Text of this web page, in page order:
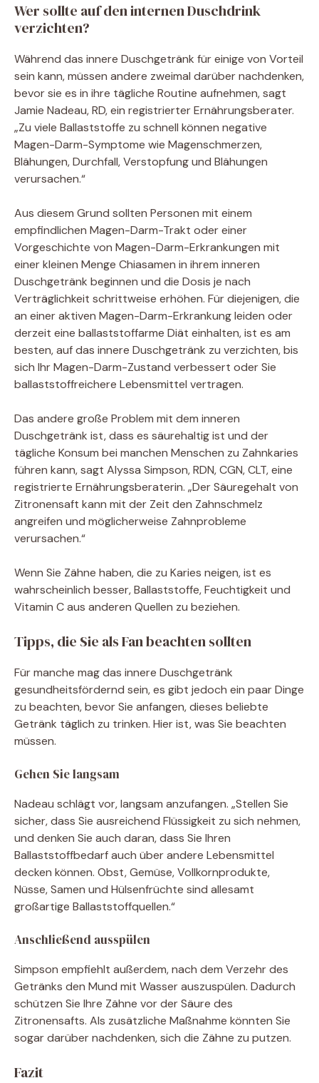
Wer sollte auf den internen Duschdrink
verzichten?
Während das innere Duschgetränk für einige von Vorteil
sein kann, müssen andere zweimal darüber nachdenken,
bevor sie es in ihre tägliche Routine aufnehmen, sagt
Jamie Nadeau, RD, ein registrierter Ernährungsberater.
„Zu viele Ballaststoffe zu schnell können negative
Magen-Darm-Symptome wie Magenschmerzen,
Blähungen, Durchfall, Verstopfung und Blähungen
verursachen.“
Aus diesem Grund sollten Personen mit einem
empfindlichen Magen-Darm-Trakt oder einer
Vorgeschichte von Magen-Darm-Erkrankungen mit
einer kleinen Menge Chiasamen in ihrem inneren
Duschgetränk beginnen und die Dosis je nach
Verträglichkeit schrittweise erhöhen. Für diejenigen, die
an einer aktiven Magen-Darm-Erkrankung leiden oder
derzeit eine ballaststoffarme Diät einhalten, ist es am
besten, auf das innere Duschgetränk zu verzichten, bis
sich Ihr Magen-Darm-Zustand verbessert oder Sie
ballaststoffreichere Lebensmittel vertragen.
Das andere große Problem mit dem inneren
Duschgetränk ist, dass es säurehaltig ist und der
tägliche Konsum bei manchen Menschen zu Zahnkaries
führen kann, sagt Alyssa Simpson, RDN, CGN, CLT, eine
registrierte Ernährungsberaterin. „Der Säuregehalt von
Zitronensaft kann mit der Zeit den Zahnschmelz
angreifen und möglicherweise Zahnprobleme
verursachen.“
Wenn Sie Zähne haben, die zu Karies neigen, ist es
wahrscheinlich besser, Ballaststoffe, Feuchtigkeit und
Vitamin C aus anderen Quellen zu beziehen.
Tipps, die Sie als Fan beachten sollten
Für manche mag das innere Duschgetränk
gesundheitsfördernd sein, es gibt jedoch ein paar Dinge
zu beachten, bevor Sie anfangen, dieses beliebte
Getränk täglich zu trinken. Hier ist, was Sie beachten
müssen.
Gehen Sie langsam
Nadeau schlägt vor, langsam anzufangen. „Stellen Sie
sicher, dass Sie ausreichend Flüssigkeit zu sich nehmen,
und denken Sie auch daran, dass Sie Ihren
Ballaststoffbedarf auch über andere Lebensmittel
decken können. Obst, Gemüse, Vollkornprodukte,
Nüsse, Samen und Hülsenfrüchte sind allesamt
großartige Ballaststoffquellen.“
Anschließend ausspülen
Simpson empfiehlt außerdem, nach dem Verzehr des
Getränks den Mund mit Wasser auszuspülen. Dadurch
schützen Sie Ihre Zähne vor der Säure des
Zitronensafts. Als zusätzliche Maßnahme könnten Sie
sogar darüber nachdenken, sich die Zähne zu putzen.
Fazit